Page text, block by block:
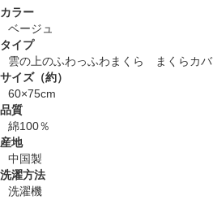
カラー
ベージュ
タイプ
雲の上のふわっふわまくら まくらカ
サイズ（約）
60×75cm
品質
綿100％
産地
中国製
洗濯方法
洗濯機